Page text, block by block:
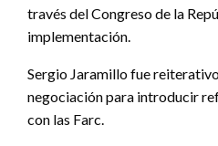
través del Congreso de la
implementación.
Sergio Jaramillo fue
negociación para introducir
con las Farc.